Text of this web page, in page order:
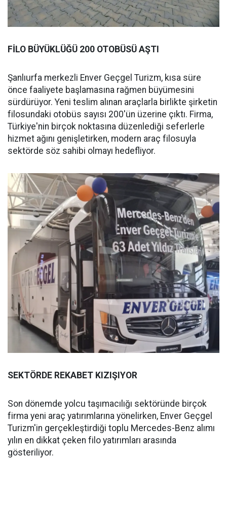
FİLO BÜYÜKLÜĞÜ 200 OTOBÜSÜ AŞTI
Şanlıurfa merkezli Enver Geçgel Turizm, kısa süre
önce faaliyete başlamasına rağmen büyümesini
sürdürüyor. Yeni teslim alınan araçlarla birlikte şirketin
filosundaki otobüs sayısı 200'ün üzerine çıktı. Firma,
Türkiye'nin birçok noktasına düzenlediği seferlerle
hizmet ağını genişletirken, modern araç filosuyla
sektörde söz sahibi olmayı hedefliyor.
SEKTÖRDE REKABET KIZIŞIYOR
Son dönemde yolcu taşımacılığı sektöründe birçok
firma yeni araç yatırımlarına yönelirken, Enver Geçgel
Turizm'in gerçekleştirdiği toplu Mercedes-Benz alımı
yılın en dikkat çeken filo yatırımları arasında
gösteriliyor.